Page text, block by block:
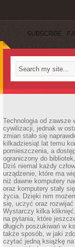
SUBSCRIBE
Technologia od zawsze
cywilizacji, jednak w
zmian stało się
kilkadziesiąt lat temu
pomieszczenia, a
ograniczony do
Dziś niemal każdy
urządzenie, które ma
niż dawne komputery
oraz komputery stały
życia. Dzięki nim
się, uczyć oraz rozwijać
Wystarczy kilka
na pytania, które
długich poszukiwań w
także sposób, w jaki
czytać jedną książkę